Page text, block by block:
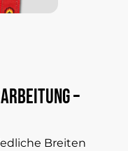
–
Breiten